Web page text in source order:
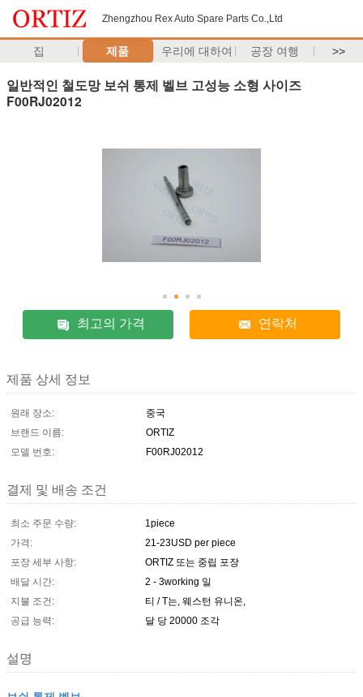
Zhengzhou Rex Auto Spare Parts Co.,Ltd
집 제품 우리에 대하여 공장 여행 >>
일반적인 철도망 보쉬 통제 벨브 고성능 소형 사이즈
F00RJ02012
최고의 가격 연락처
제품 상세 정보
원래 장소:
중국
브랜드 이름:
ORTIZ
모델 번호:
F00RJ02012
결제 및 배송 조건
최소 주문 수량:
1piece
가격:
21-23USD per piece
포장 세부 사항:
ORTIZ 또는 중립 포장
배달 시간:
2 - 3working 일
지불 조건:
티 / T는, 웨스턴 유니온,
공급 능력:
달 당 20000 조각
설명